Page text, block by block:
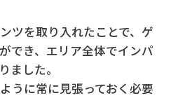
ツを取り入れたことで、ゲ
でき、エリア全体でインパ
ました。
うに常に見張っておく必要